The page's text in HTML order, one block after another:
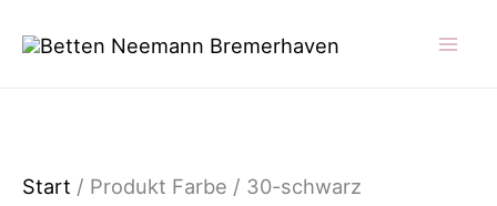
Inhalt
Start / Produkt Farbe / 30-schwarz